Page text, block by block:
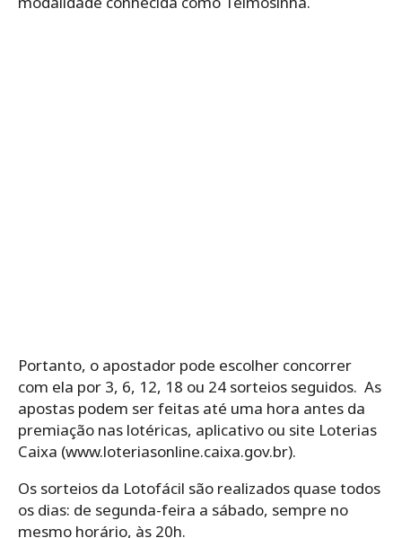
Portanto, o ‌apostador‌ ‌pode‌ ‌escolher‌ ‌concorrer‌
‌com‌ ‌ela‌ ‌por‌ ‌3,‌ ‌6,‌ ‌12,‌ ‌18‌ ‌ou‌ ‌24‌ ‌sorteios seguidos.‌ ‌ As
apostas podem ser feitas até uma hora antes da
premiação nas lotéricas, aplicativo ou site Loterias
Caixa (www.loteriasonline.caixa.gov.br).
Os‌ ‌sorteios‌ ‌da‌ ‌Lotofácil‌ ‌são‌ ‌realizados‌ ‌quase‌ ‌todos‌
‌os‌ ‌dias: de‌ ‌segunda-feira‌ ‌a‌ ‌sábado,‌ ‌sempre‌ ‌no‌
‌mesmo‌ ‌horário,‌ ‌às‌ ‌20h.